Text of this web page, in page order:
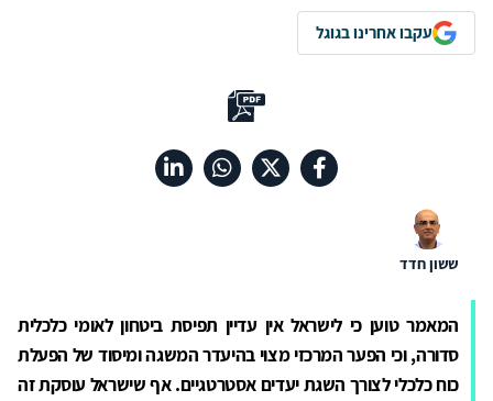
עקבו אחרינו בגוגל
ששון חדד
המאמר טוען כי לישראל אין עדיין תפיסת ביטחון לאומי כלכלית
סדורה, וכי הפער המרכזי מצוי בהיעדר המשגה ומיסוד של הפעלת
כוח כלכלי לצורך השגת יעדים אסטרטגיים. אף שישראל עוסקת זה